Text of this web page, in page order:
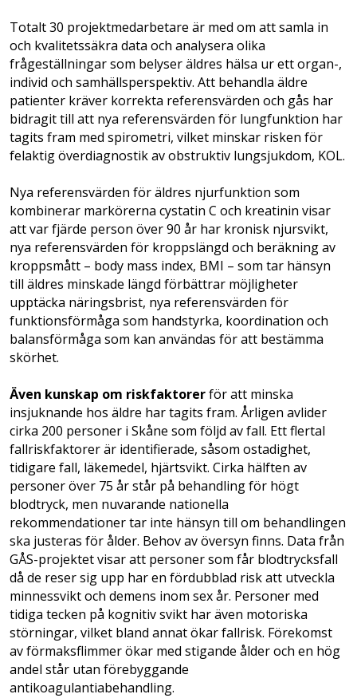
Totalt 30 projektmedarbetare är med om att samla in
och kvalitetssäkra data och analysera olika
frågeställningar som belyser äldres hälsa ur ett organ-,
individ och samhällsperspektiv. Att behandla äldre
patienter kräver korrekta referensvärden och gås har
bidragit till att nya referensvärden för lungfunktion har
tagits fram med spirometri, vilket minskar risken för
felaktig överdiagnostik av obstruktiv lungsjukdom, KOL.
Nya referensvärden för äldres njurfunktion som
kombinerar markörerna cystatin C och kreatinin visar
att var fjärde person över 90 år har kronisk njursvikt,
nya referensvärden för kroppslängd och beräkning av
kroppsmått – body mass index, BMI – som tar hänsyn
till äldres minskade längd förbättrar möjligheter
upptäcka näringsbrist, nya referensvärden för
funktionsförmåga som handstyrka, koordination och
balansförmåga som kan användas för att bestämma
skörhet.
Även kunskap om riskfaktorerför att minska
insjuknande hos äldre har tagits fram. Årligen avlider
cirka 200 personer i Skåne som följd av fall. Ett flertal
fallriskfaktorer är identifierade, såsom ostadighet,
tidigare fall, läkemedel, hjärtsvikt. Cirka hälften av
personer över 75 år står på behandling för högt
blodtryck, men nuvarande nationella
rekommendationer tar inte hänsyn till om behandlingen
ska justeras för ålder. Behov av översyn finns. Data från
GÅS-projektet visar att personer som får blodtrycksfall
då de reser sig upp har en fördubblad risk att utveckla
minnessvikt och demens inom sex år. Personer med
tidiga tecken på kognitiv svikt har även motoriska
störningar, vilket bland annat ökar fallrisk. Förekomst
av förmaksflimmer ökar med stigande ålder och en hög
andel står utan förebyggande
antikoagulantiabehandling.